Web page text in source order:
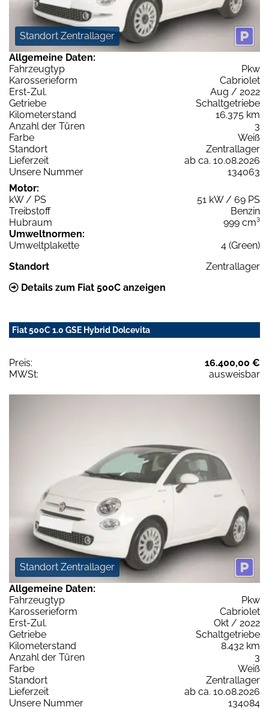
Standort Zentrallager
Allgemeine Daten:
Fahrzeugtyp
Pkw
Karosserieform
Cabriolet
Erst-Zul.
Aug / 2022
Getriebe
Schaltgetriebe
Kilometerstand
16.375 km
Anzahl der Türen
3
Farbe
Weiß
Standort
Zentrallager
Lieferzeit
ab ca. 10.08.2026
Unsere Nummer
134063
Motor:
kW / PS
51 kW / 69 PS
Treibstoff
Benzin
Hubraum
999 cm³
Umweltnormen:
Umweltplakette
4 (Green)
Standort
Zentrallager
Details zum Fiat 500C anzeigen
Fiat 500C 1.0 GSE Hybrid Dolcevita
Preis:
16.400,00 €
MWSt:
ausweisbar
Standort Zentrallager
Allgemeine Daten:
Fahrzeugtyp
Pkw
Karosserieform
Cabriolet
Erst-Zul.
Okt / 2022
Getriebe
Schaltgetriebe
Kilometerstand
8.432 km
Anzahl der Türen
3
Farbe
Weiß
Standort
Zentrallager
Lieferzeit
ab ca. 10.08.2026
Unsere Nummer
134084